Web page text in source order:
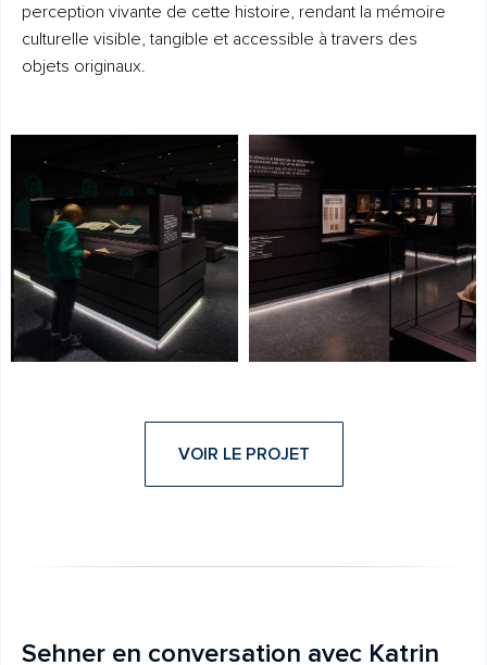
perception vivante de cette histoire, rendant la mémoire
culturelle visible, tangible et accessible à travers des
objets originaux.
VOIR LE PROJET
Sehner en conversation avec Katrin